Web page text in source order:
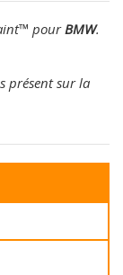
™ pourBMW.
présent sur la